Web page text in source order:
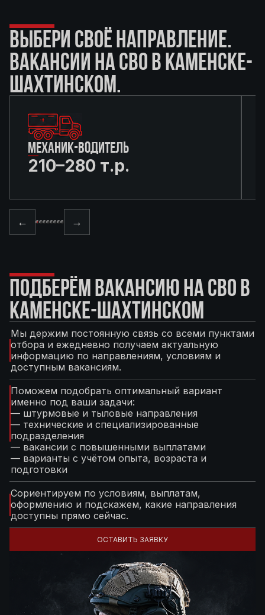
ВЫБЕРИ СВОЁ НАПРАВЛЕНИЕ.
ВАКАНСИИ НА СВО В КАМЕНСКЕ-
ШАХТИНСКОМ.
МЕХАНИК-ВОДИТЕЛЬ
210–280 т.р.
← →
ПОДБЕРЁМ ВАКАНСИЮ НА СВО В
КАМЕНСКЕ-ШАХТИНСКОМ
Мы держим постоянную связь со всеми пунктами
отбора и ежедневно получаем актуальную
информацию по направлениям, условиям и
доступным вакансиям.
Поможем подобрать оптимальный вариант
именно под ваши задачи:
— штурмовые и тыловые направления
— технические и специализированные
подразделения
— вакансии с повышенными выплатами
— варианты с учётом опыта, возраста и
подготовки
Сориентируем по условиям, выплатам,
оформлению и подскажем, какие направления
доступны прямо сейчас.
ОСТАВИТЬ ЗАЯВКУ